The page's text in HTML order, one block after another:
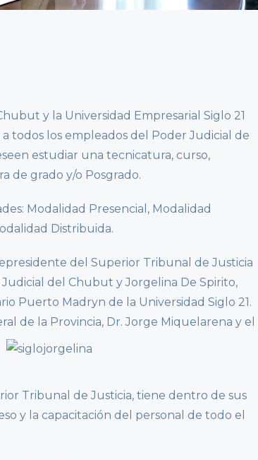
y la Universidad Empresarial Siglo 21
todos los empleados del Poder Judicial de
estudiar una tecnicatura, curso,
de grado y/o Posgrado.
Modalidad Presencial, Modalidad
Distribuida.
del Superior Tribunal de Justicia
del Chubut y Jorgelina De Spirito,
Puerto Madryn de la Universidad Siglo 21.
de la Provincia, Dr. Jorge Miquelarena y el
Tribunal de Justicia, tiene dentro de sus
y la capacitación del personal de todo el